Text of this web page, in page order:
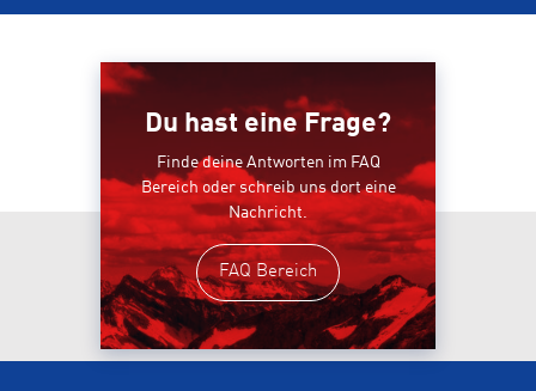
Du hast eine Frage?
Finde deine Antworten im FAQ
Bereich oder schreib uns dort eine
Nachricht.
FAQ Bereich